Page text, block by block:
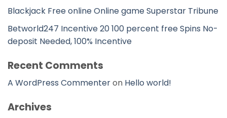
Blackjack Free online Online game Superstar Tribune
Betworld247 Incentive 20 100 percent free Spins No-
deposit Needed, 100% Incentive
Recent Comments
A WordPress Commenteron Hello world!
Archives